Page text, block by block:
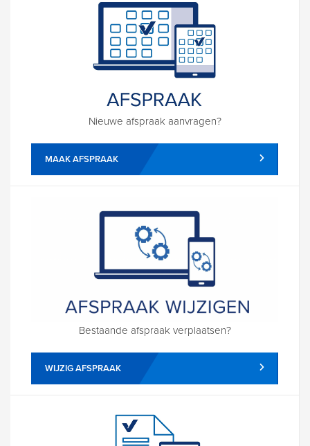
Nieuwe afspraak aanvragen?
MAAK AFSPRAAK
Bestaande afspraak verplaatsen?
WIJZIG AFSPRAAK